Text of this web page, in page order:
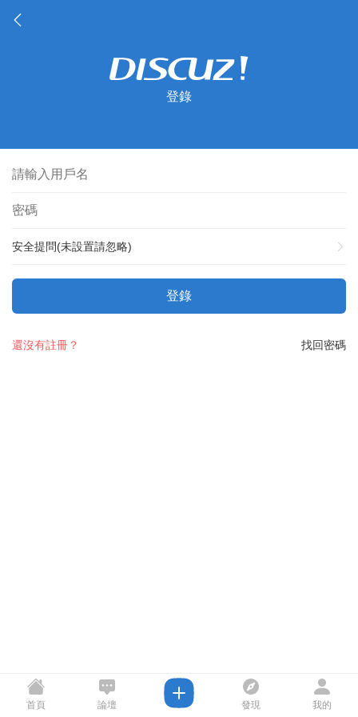
登錄
安全提問(未設置請忽略)
登錄
找回密碼
還沒有註冊？
首頁 論壇 發現 我的